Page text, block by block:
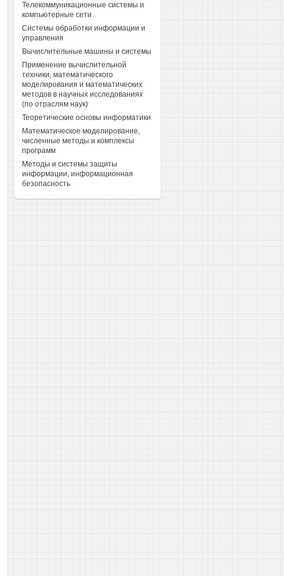
Телекоммуникационные системы и
компьютерные сети
Системы обработки информации и
управления
Вычислительные машины и системы
Применение вычислительной
техники, математического
моделирования и математических
методов в научных исследованиях
(по отраслям наук)
Теоретические основы информатики
Математическое моделирование,
численные методы и комплексы
программ
Методы и системы защиты
информации, информационная
безопасность